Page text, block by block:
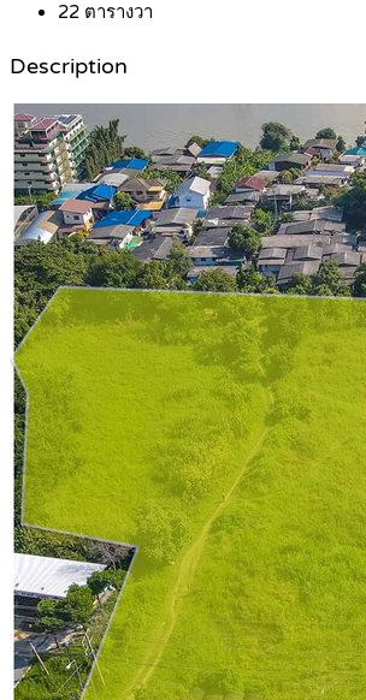
22 ตารางวา
Description